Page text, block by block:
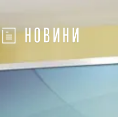
НОВИНИ